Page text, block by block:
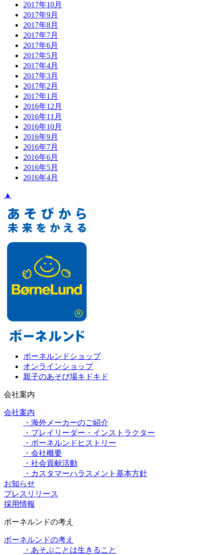
2017年10月
2017年9月
2017年8月
2017年7月
2017年6月
2017年5月
2017年4月
2017年3月
2017年2月
2017年1月
2016年12月
2016年11月
2016年10月
2016年9月
2016年7月
2016年6月
2016年5月
2016年4月
▲
ボーネルンドショップ
オンラインショップ
親子のあそび場キドキド
会社案内
会社案内
・海外メーカーのご紹介
・プレイリーダー・インストラクター
・ボーネルンドヒストリー
・会社概要
・社会貢献活動
・カスタマーハラスメント基本方針
お知らせ
プレスリリース
採用情報
ボーネルンドの考え
ボーネルンドの考え
・あそぶことは生きること